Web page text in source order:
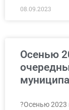
08.09.2023
Осенью
?Осенью 2023